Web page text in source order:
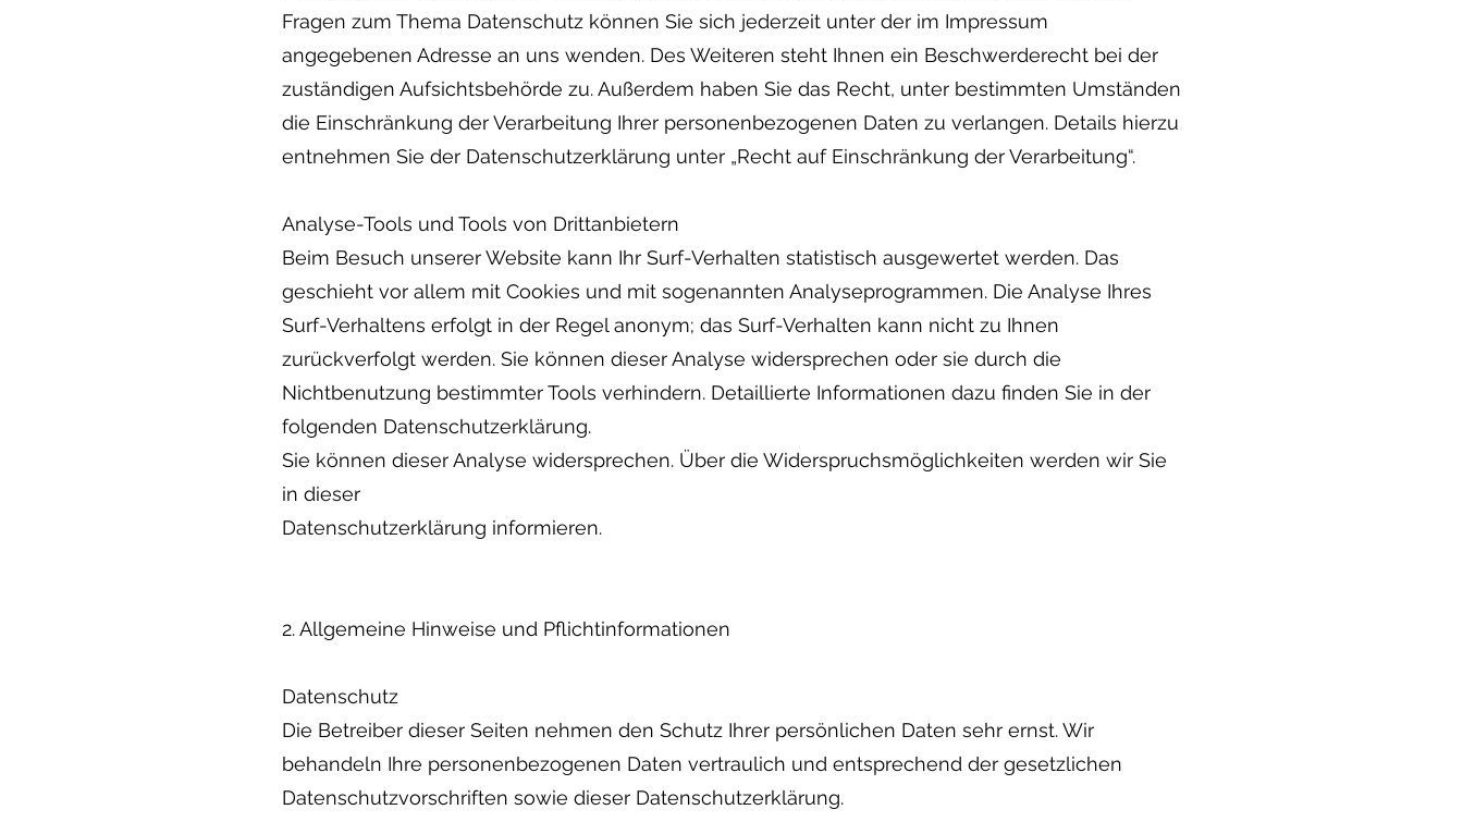
Fragen zum Thema Datenschutz können Sie sich jederzeit unter der im Impressum
angegebenen Adresse an uns wenden. Des Weiteren steht Ihnen ein Beschwerderecht bei der
zuständigen Aufsichtsbehörde zu. Außerdem haben Sie das Recht, unter bestimmten Umständen
die Einschränkung der Verarbeitung Ihrer personenbezogenen Daten zu verlangen. Details hierzu
entnehmen Sie der Datenschutzerklärung unter „Recht auf Einschränkung der Verarbeitung“.
Analyse-Tools und Tools von Drittanbietern
Beim Besuch unserer Website kann Ihr Surf-Verhalten statistisch ausgewertet werden. Das
geschieht vor allem mit Cookies und mit sogenannten Analyseprogrammen. Die Analyse Ihres
Surf-Verhaltens erfolgt in der Regel anonym; das Surf-Verhalten kann nicht zu Ihnen
zurückverfolgt werden. Sie können dieser Analyse widersprechen oder sie durch die
Nichtbenutzung bestimmter Tools verhindern. Detaillierte Informationen dazu finden Sie in der
folgenden Datenschutzerklärung.
Sie können dieser Analyse widersprechen. Über die Widerspruchsmöglichkeiten werden wir Sie
in dieser
Datenschutzerklärung informieren.
2. Allgemeine Hinweise und Pflichtinformationen
Datenschutz
Die Betreiber dieser Seiten nehmen den Schutz Ihrer persönlichen Daten sehr ernst. Wir
behandeln Ihre personenbezogenen Daten vertraulich und entsprechend der gesetzlichen
Datenschutzvorschriften sowie dieser Datenschutzerklärung.